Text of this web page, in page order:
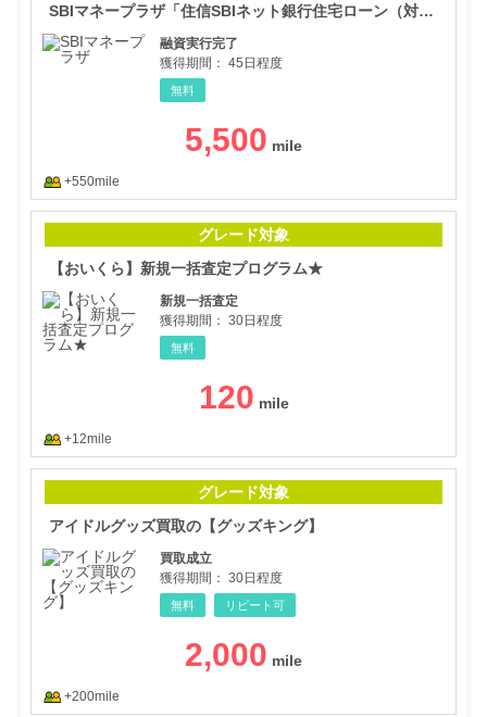
SBIマネープラザ「住信SBIネット銀行住宅ローン（対面）
融資実行完了
獲得期間： 45日程度
無料
5,500
+550mile
グレード対象
【おいくら】新規一括査定プログラム★
新規一括査定
獲得期間： 30日程度
無料
120
+12mile
グレード対象
アイドルグッズ買取の【グッズキング】
買取成立
獲得期間： 30日程度
無料 リピート可
2,000
+200mile